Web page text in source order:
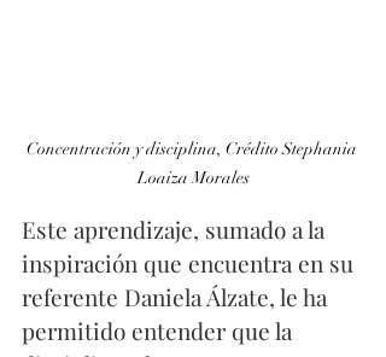
Concentración y disciplina, Crédito Stephania
Loaiza Morales
Este aprendizaje, sumado a la
inspiración que encuentra en su
referente Daniela Álzate, le ha
permitido entender que la